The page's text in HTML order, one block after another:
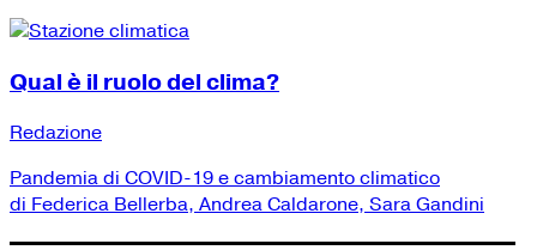
Qual è il ruolo del clima?
Redazione
Pandemia di COVID-19 e cambiamento climatico
di Federica Bellerba, Andrea Caldarone, Sara Gandini